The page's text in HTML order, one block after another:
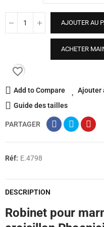
AJOUTER AU
ACHETER
favorite_border
Add to Compare
Ajouter
Guide des tailles
PARTAGER
Réf: E.4798
DESCRIPTION
Robinet pour